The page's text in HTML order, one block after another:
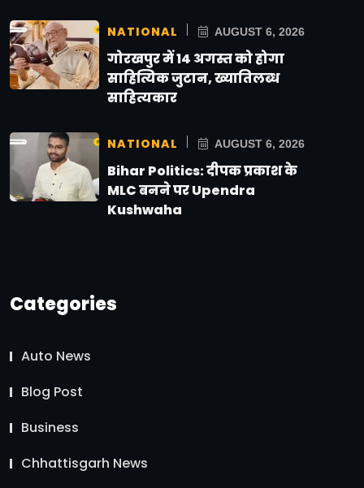
NATIONAL AUGUST 6, 2026
गोरखपुर में 14 अगस्त को होगा
साहित्यिक जुटान, ख्यातिलब्ध
साहित्यकार
NATIONAL AUGUST 6, 2026
Bihar Politics: दीपक प्रकाश के
MLC बनने पर Upendra
Kushwaha
Categories
Auto News
Blog Post
Business
Chhattisgarh News